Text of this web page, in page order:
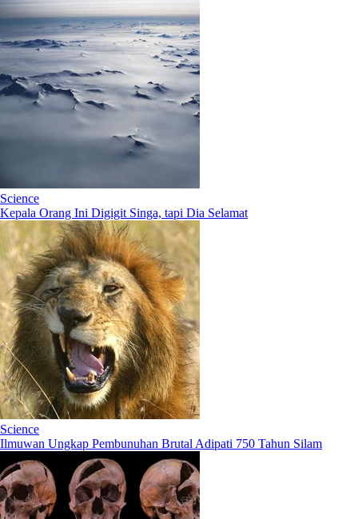
Science
Kepala Orang Ini Digigit Singa, tapi Dia Selamat
Science
Ilmuwan Ungkap Pembunuhan Brutal Adipati 750 Tahun Silam